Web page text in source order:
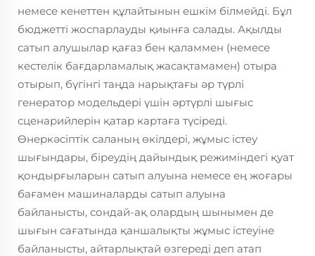
немесе кенеттен құлайтынын ешкім білмейді. Бұл
бюджетті жоспарлауды қиынға салады. Ақылды
сатып алушылар қағаз бен қаламмен (немесе
кестелік бағдарламалық жасақтамамен) отыра
отырып, бүгінгі таңда нарықтағы әр түрлі
генератор модельдері үшін әртүрлі шығыс
сценарийлерін қатар картаға түсіреді.
Өнеркәсіптік саланың өкілдері, жұмыс істеу
шығындары, біреудің дайындық режиміндегі қуат
қондырғыларын сатып алуына немесе ең жоғары
бағамен машиналарды сатып алуына
байланысты, сондай-ақ олардың шынымен де
шығын сағатында қаншалықты жұмыс істеуіне
байланысты, айтарлықтай өзгереді деп атап